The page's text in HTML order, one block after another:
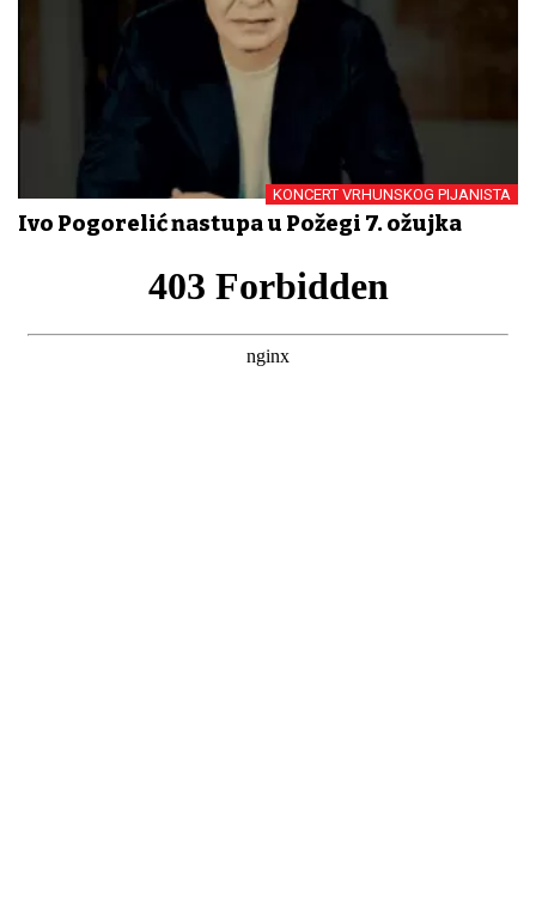
KONCERT VRHUNSKOG PIJANISTA
Ivo Pogorelić nastupa u Požegi 7. ožujka